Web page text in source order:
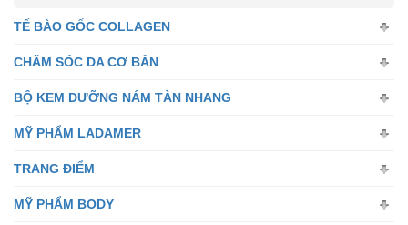
TẾ BÀO GỐC COLLAGEN
CHĂM SÓC DA CƠ BẢN
BỘ KEM DƯỠNG NÁM TÀN NHANG
MỸ PHẨM LADAMER
TRANG ĐIỂM
MỸ PHẨM BODY